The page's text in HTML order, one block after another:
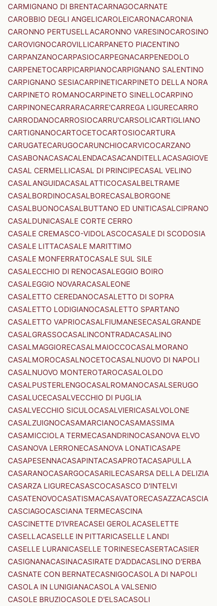
CARMIGNANO DI BRENTACARNAGOCARNATE
CAROBBIO DEGLI ANGELICAROLEICARONACARONIA
CARONNO PERTUSELLACARONNO VARESINOCAROSINO
CAROVIGNOCAROVILLICARPANETO PIACENTINO
CARPANZANOCARPASIOCARPEGNACARPENEDOLO
CARPENETOCARPICARPIANOCARPIGNANO SALENTINO
CARPIGNANO SESIACARPINETICARPINETO DELLA NORA
CARPINETO ROMANOCARPINETO SINELLOCARPINO
CARPINONECARRARACARRE'CARREGA LIGURECARRO
CARRODANOCARROSIOCARRU'CARSOLICARTIGLIANO
CARTIGNANOCARTOCETOCARTOSIOCARTURA
CARUGATECARUGOCARUNCHIOCARVICOCARZANO
CASABONACASACALENDACASACANDITELLACASAGIOVE
CASAL CERMELLICASAL DI PRINCIPECASAL VELINO
CASALANGUIDACASALATTICOCASALBELTRAME
CASALBORDINOCASALBORECASALBORGONE
CASALBUONOCASALBUTTANO ED UNITICASALCIPRANO
CASALDUNICASALE CORTE CERRO
CASALE CREMASCO-VIDOLASCOCASALE DI SCODOSIA
CASALE LITTACASALE MARITTIMO
CASALE MONFERRATOCASALE SUL SILE
CASALECCHIO DI RENOCASALEGGIO BOIRO
CASALEGGIO NOVARACASALEONE
CASALETTO CEREDANOCASALETTO DI SOPRA
CASALETTO LODIGIANOCASALETTO SPARTANO
CASALETTO VAPRIOCASALFIUMANESECASALGRANDE
CASALGRASSOCASALINCONTRADACASALINO
CASALMAGGIORECASALMAIOCCOCASALMORANO
CASALMOROCASALNOCETOCASALNUOVO DI NAPOLI
CASALNUOVO MONTEROTAROCASALOLDO
CASALPUSTERLENGOCASALROMANOCASALSERUGO
CASALUCECASALVECCHIO DI PUGLIA
CASALVECCHIO SICULOCASALVIERICASALVOLONE
CASALZUIGNOCASAMARCIANOCASAMASSIMA
CASAMICCIOLA TERMECASANDRINOCASANOVA ELVO
CASANOVA LERRONECASANOVA LONATICASAPE
CASAPESENNACASAPINTACASAPROTACASAPULLA
CASARANOCASARGOCASARILECASARSA DELLA DELIZIA
CASARZA LIGURECASASCOCASASCO D'INTELVI
CASATENOVOCASATISMACASAVATORECASAZZACASCIA
CASCIAGOCASCIANA TERMECASCINA
CASCINETTE D'IVREACASEI GEROLACASELETTE
CASELLACASELLE IN PITTARICASELLE LANDI
CASELLE LURANICASELLE TORINESECASERTACASIER
CASIGNANACASINACASIRATE D'ADDACASLINO D'ERBA
CASNATE CON BERNATECASNIGOCASOLA DI NAPOLI
CASOLA IN LUNIGIANACASOLA VALSENIO
CASOLE BRUZIOCASOLE D'ELSACASOLI